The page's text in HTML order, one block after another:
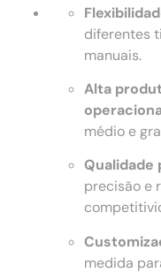
diferentes
manuais.
Alta
médio e
Qualidade
precisão e
medida